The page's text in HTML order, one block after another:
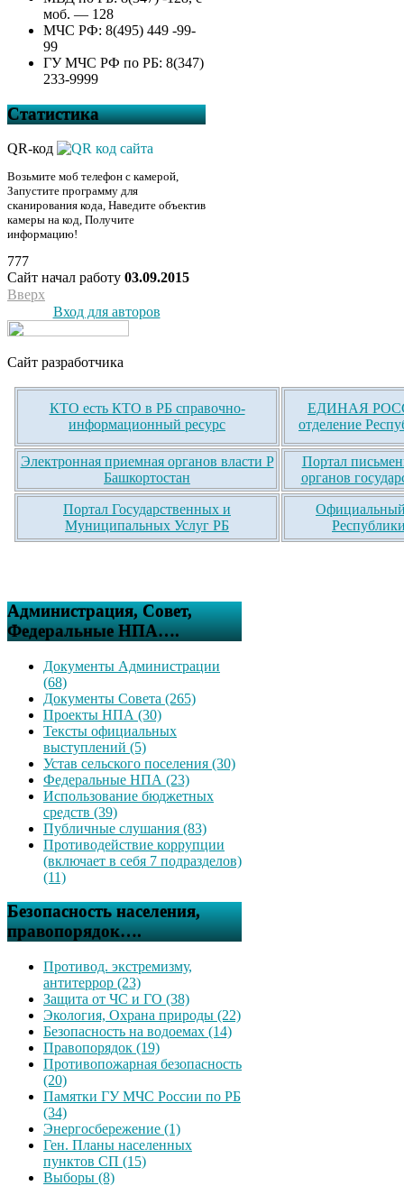
моб. — 128
МЧС РФ: 8(495) 449 -99-
99
ГУ МЧС РФ по РБ: 8(347)
233-9999
Статистика
QR-код
Возьмите моб телефон с камерой,
Запустите программу для
сканирования кода, Наведите объектив
камеры на код, Получите
информацию!
777
Сайт начал работу 03.09.2015
Вверх
Вход для авторов
Сайт разработчика
КТО есть КТО в РБ справочно-
информационный ресурс
ЕДИНАЯ
отделение
Электронная приемная органов власти Р
Башкортостан
Портал
органов
Портал Государственных и
Муниципальных Услуг РБ
Официальный
Администрация, Совет,
Федеральные НПА….
Документы Администрации
(68)
Документы Совета (265)
Проекты НПА (30)
Тексты официальных
выступлений (5)
Устав сельского поселения (30)
Федеральные НПА (23)
Использование бюджетных
средств (39)
Публичные слушания (83)
Противодействие коррупции
(включает в себя 7 подразделов)
(11)
Безопасность населения,
правопорядок….
Противод. экстремизму,
антитеррор (23)
Защита от ЧС и ГО (38)
Экология, Охрана природы (22)
Безопасность на водоемах (14)
Правопорядок (19)
Противопожарная безопасность
(20)
Памятки ГУ МЧС России по РБ
(34)
Энергосбережение (1)
Ген. Планы населенных
пунктов СП (15)
Выборы (8)